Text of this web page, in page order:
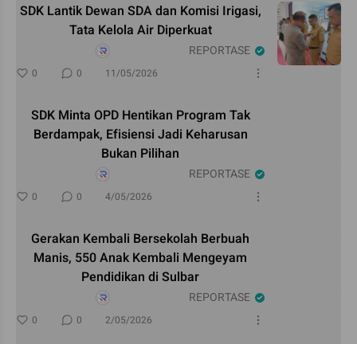
SDK Lantik Dewan SDA dan Komisi Irigasi,
Tata Kelola Air Diperkuat
REPORTASE
0 0 11/05/2026
SDK Minta OPD Hentikan Program Tak
Berdampak, Efisiensi Jadi Keharusan
Bukan Pilihan
REPORTASE
0 0 4/05/2026
Gerakan Kembali Bersekolah Berbuah
Manis, 550 Anak Kembali Mengeyam
Pendidikan di Sulbar
REPORTASE
0 0 2/05/2026